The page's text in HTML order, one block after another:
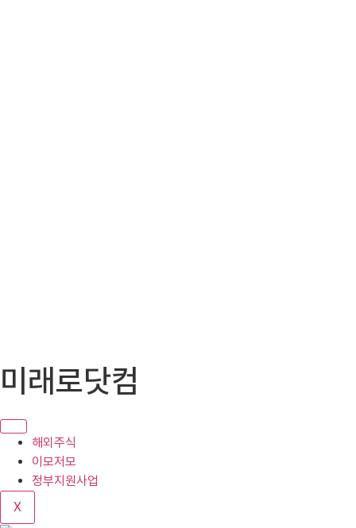
텐
로
기
미래로닷컴
해외주식
이모저모
정부지원사업
X